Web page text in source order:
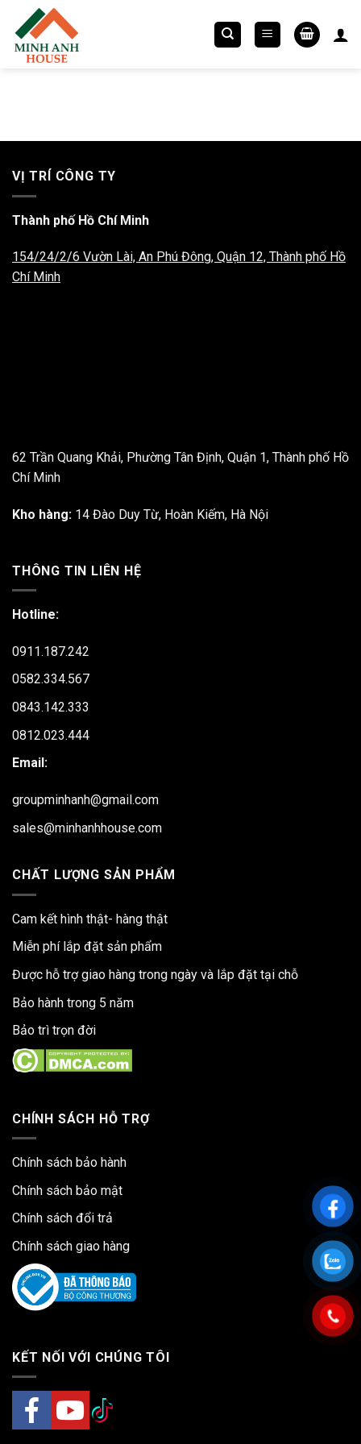
Chuyển
đến
nội
VỊ TRÍ CÔNG TY
Thành phố Hồ Chí Minh
154/24/2/6 Vườn Lài, An Phú Đông, Quận 12, Thành phố Hồ
Chí Minh
62 Trần Quang Khải, Phường Tân Định, Quận 1, Thành phố Hồ
Chí Minh
Kho hàng: 14 Đào Duy Từ, Hoàn Kiếm, Hà Nội
THÔNG TIN LIÊN HỆ
Hotline:
0911.187.242
0582.334.567
0843.142.333
0812.023.444
Email:
groupminhanh@gmail.com
sales@minhanhhouse.com
CHẤT LƯỢNG SẢN PHẨM
Cam kết hình thật- hàng thật
Miễn phí lắp đặt sản phẩm
Được hỗ trợ giao hàng trong ngày và lắp đặt tại chỗ
Bảo hành trong 5 năm
Bảo trì trọn đời
CHÍNH SÁCH HỖ TRỢ
Chính sách bảo hành
Chính sách bảo mật
Chính sách đổi trả
Chính sách giao hàng
KẾT NỐI VỚI CHÚNG TÔI